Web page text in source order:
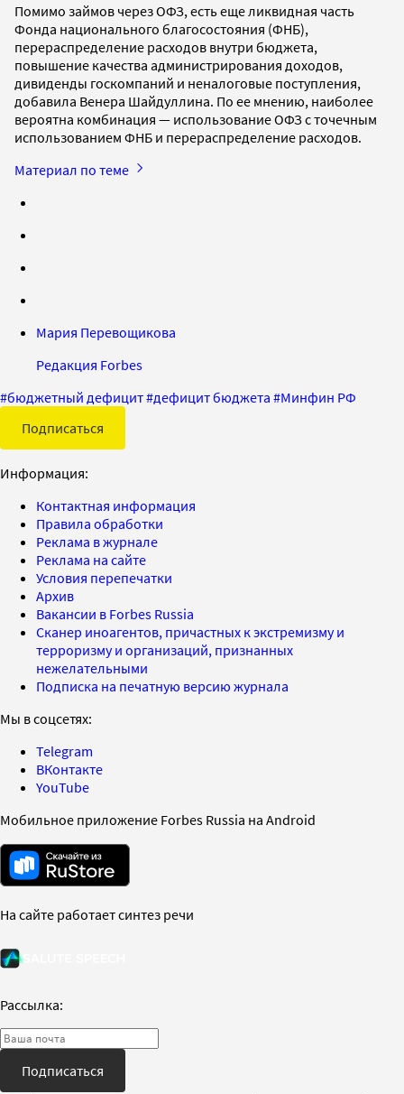
Помимо займов через ОФЗ, есть еще ликвидная часть
Фонда национального благосостояния (ФНБ),
перераспределение расходов внутри бюджета,
повышение качества администрирования доходов,
дивиденды госкомпаний и неналоговые поступления,
добавила Венера Шайдуллина. По ее мнению, наиболее
вероятна комбинация — использование ОФЗ с точечным
использованием ФНБ и перераспределение расходов.
Материал по теме
Мария Перевощикова
Редакция Forbes
#бюджетный дефицит#дефицит бюджета #Минфин РФ
Подписаться
Информация:
Контактная информация
Правила обработки
Реклама в журнале
Реклама на сайте
Условия перепечатки
Архив
Вакансии в Forbes Russia
Сканер иноагентов, причастных к экстремизму и
терроризму и организаций, признанных
нежелательными
Подписка на печатную версию журнала
Мы в соцсетях:
Telegram
ВКонтакте
YouTube
Мобильное приложение Forbes Russia на Android
На сайте работает синтез речи
Рассылка:
Подписаться